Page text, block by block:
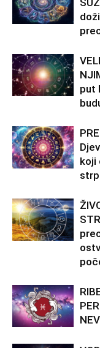
put
koji